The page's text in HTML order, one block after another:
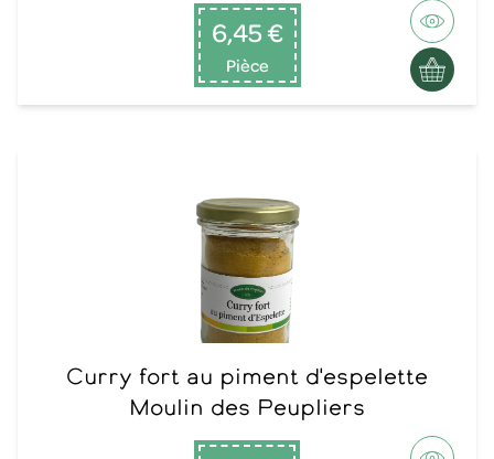
6,45 €
Pièce
Curry fort au piment d'espelette
Moulin des Peupliers